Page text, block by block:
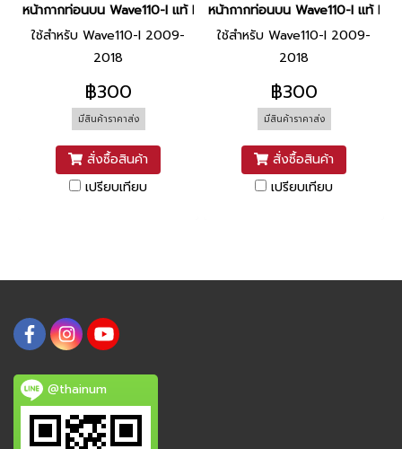
หน้ากากท่อนบน Wave110-I แท้ HONDA [R310 แดงสด]
ใช้สำหรับ Wave110-I 2009-
2018
฿300
มีสินค้าราคาส่ง
สั่งซื้อสินค้า
เปรียบเทียบ
หน้ากากท่อนบน Wave110-I แท้
ใช้สำหรับ Wave110-I 2009-
2018
฿300
มีสินค้าราคาส่ง
สั่งซื้อสินค้า
เปรียบเทียบ
@thainum